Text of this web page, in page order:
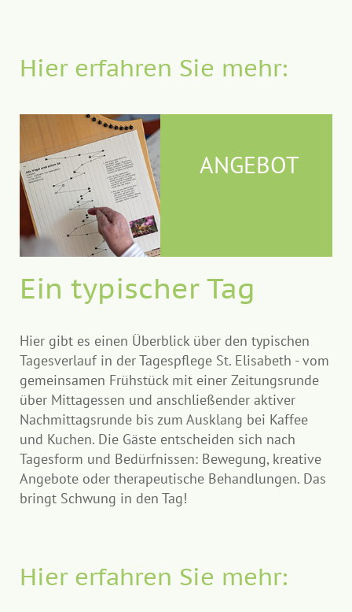
Hier erfahren Sie mehr:
ANGEBOT
Ein typischer Tag
Hier gibt es einen Überblick über den typischen
Tagesverlauf in der Tagespflege St. Elisabeth - vom
gemeinsamen Frühstück mit einer Zeitungsrunde
über Mittagessen und anschließender aktiver
Nachmittagsrunde bis zum Ausklang bei Kaffee
und Kuchen. Die Gäste entscheiden sich nach
Tagesform und Bedürfnissen: Bewegung, kreative
Angebote oder therapeutische Behandlungen. Das
bringt Schwung in den Tag!
Hier erfahren Sie mehr: